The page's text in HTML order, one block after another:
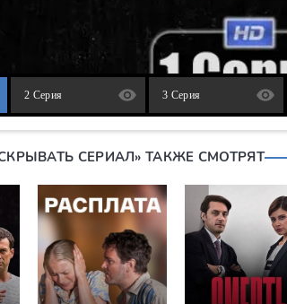
2 Серия 3 Серия
СЕРИАЛ» ТАКЖЕ СМОТРЯТ